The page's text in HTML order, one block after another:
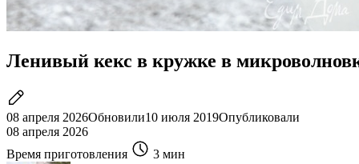
Ленивый кекс в кружке в
08 апреля 2026Обновили10 июля 2019Опубликовали
08 апреля 2026
Время приготовления
3 мин